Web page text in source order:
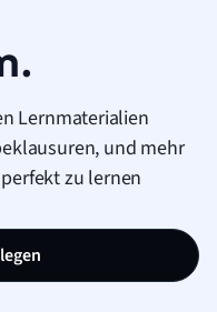
Lernmaterialien
und mehr
zu lernen